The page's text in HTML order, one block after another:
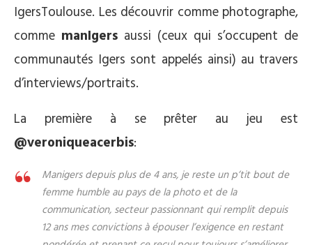
IgersToulouse. Les découvrir comme photographe,
comme manIgers aussi (ceux qui s’occupent de
communautés Igers sont appelés ainsi) au travers
d’interviews/portraits.
La première à se prêter au jeu est
@veroniqueacerbis:
Manigers depuis plus de 4 ans, je reste un p’tit bout de
femme humble au pays de la photo et de la
communication, secteur passionnant qui remplit depuis
12 ans mes convictions à épouser l’exigence en restant